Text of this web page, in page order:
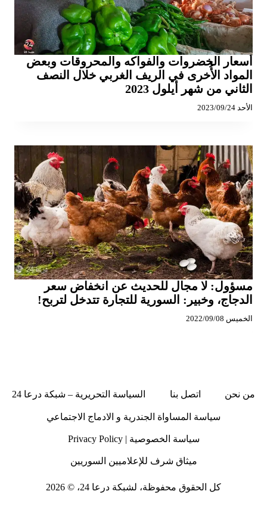
أسعار الخضروات والفواكه والمحروقات وبعض
المواد الأُخرى في الريف الغربي خلال النصف
الثاني من شهر أيلول 2023
الأحد 2023/09/24
مسؤول: لا مجال للحديث عن انخفاض سعر
الدجاج، وخبير: السورية للتجارة تتدخل لتربح!
الخميس 2022/09/08
من نحن اتصل بنا السياسة التحريرية – شبكة درعا 24
سياسة المساواة الجندرية و الادماج الاجتماعي
سياسة الخصوصية | Privacy Policy
ميثاق شرف للإعلاميين السوريين
كل الحقوق محفوظة، لشبكة درعا 24، © 2026